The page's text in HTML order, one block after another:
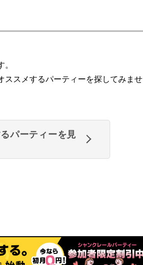
ススメするパーティーを探してみませ
パーティーを見